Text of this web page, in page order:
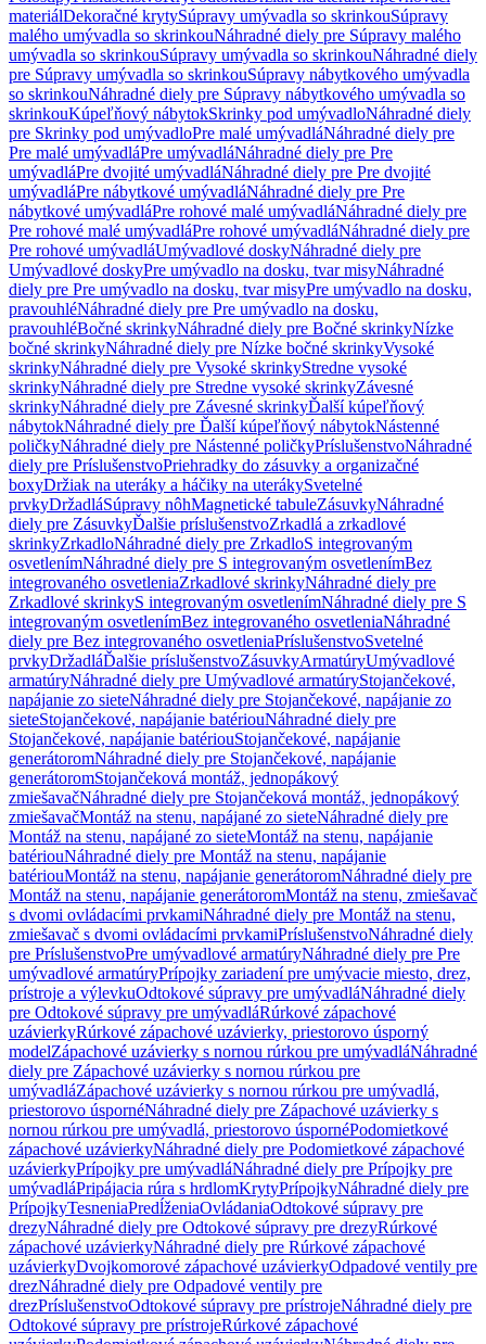
materiálDekoračné krytySúpravy umývadla so skrinkouSúpravy
malého umývadla so skrinkouNáhradné diely pre Súpravy malého
umývadla so skrinkouSúpravy umývadla so skrinkouNáhradné diely
pre Súpravy umývadla so skrinkouSúpravy nábytkového umývadla
so skrinkouNáhradné diely pre Súpravy nábytkového umývadla so
skrinkouKúpeľňový nábytokSkrinky pod umývadloNáhradné diely
pre Skrinky pod umývadloPre malé umývadláNáhradné diely pre
Pre malé umývadláPre umývadláNáhradné diely pre Pre
umývadláPre dvojité umývadláNáhradné diely pre Pre dvojité
umývadláPre nábytkové umývadláNáhradné diely pre Pre
nábytkové umývadláPre rohové malé umývadláNáhradné diely pre
Pre rohové malé umývadláPre rohové umývadláNáhradné diely pre
Pre rohové umývadláUmývadlové doskyNáhradné diely pre
Umývadlové doskyPre umývadlo na dosku, tvar misyNáhradné
diely pre Pre umývadlo na dosku, tvar misyPre umývadlo na dosku,
pravouhléNáhradné diely pre Pre umývadlo na dosku,
pravouhléBočné skrinkyNáhradné diely pre Bočné skrinkyNízke
bočné skrinkyNáhradné diely pre Nízke bočné skrinkyVysoké
skrinkyNáhradné diely pre Vysoké skrinkyStredne vysoké
skrinkyNáhradné diely pre Stredne vysoké skrinkyZávesné
skrinkyNáhradné diely pre Závesné skrinkyĎalší kúpeľňový
nábytokNáhradné diely pre Ďalší kúpeľňový nábytokNástenné
poličkyNáhradné diely pre Nástenné poličkyPríslušenstvoNáhradné
diely pre PríslušenstvoPriehradky do zásuvky a organizačné
boxyDržiak na uteráky a háčiky na uterákySvetelné
prvkyDržadláSúpravy nôhMagnetické tabuleZásuvkyNáhradné
diely pre ZásuvkyĎalšie príslušenstvoZrkadlá a zrkadlové
skrinkyZrkadloNáhradné diely pre ZrkadloS integrovaným
osvetlenímNáhradné diely pre S integrovaným osvetlenímBez
integrovaného osvetleniaZrkadlové skrinkyNáhradné diely pre
Zrkadlové skrinkyS integrovaným osvetlenímNáhradné diely pre S
integrovaným osvetlenímBez integrovaného osvetleniaNáhradné
diely pre Bez integrovaného osvetleniaPríslušenstvoSvetelné
prvkyDržadláĎalšie príslušenstvoZásuvkyArmatúryUmývadlové
armatúryNáhradné diely pre Umývadlové armatúryStojančekové,
napájanie zo sieteNáhradné diely pre Stojančekové, napájanie zo
sieteStojančekové, napájanie batériouNáhradné diely pre
Stojančekové, napájanie batériouStojančekové, napájanie
generátoromNáhradné diely pre Stojančekové, napájanie
generátoromStojančeková montáž, jednopákový
zmiešavačNáhradné diely pre Stojančeková montáž, jednopákový
zmiešavačMontáž na stenu, napájané zo sieteNáhradné diely pre
Montáž na stenu, napájané zo sieteMontáž na stenu, napájanie
batériouNáhradné diely pre Montáž na stenu, napájanie
batériouMontáž na stenu, napájanie generátoromNáhradné diely pre
Montáž na stenu, napájanie generátoromMontáž na stenu, zmiešavač
s dvomi ovládacími prvkamiNáhradné diely pre Montáž na stenu,
zmiešavač s dvomi ovládacími prvkamiPríslušenstvoNáhradné diely
pre PríslušenstvoPre umývadlové armatúryNáhradné diely pre Pre
umývadlové armatúryPrípojky zariadení pre umývacie miesto, drez,
prístroje a výlevkuOdtokové súpravy pre umývadláNáhradné diely
pre Odtokové súpravy pre umývadláRúrkové zápachové
uzávierkyRúrkové zápachové uzávierky, priestorovo úsporný
modelZápachové uzávierky s nornou rúrkou pre umývadláNáhradné
diely pre Zápachové uzávierky s nornou rúrkou pre
umývadláZápachové uzávierky s nornou rúrkou pre umývadlá,
priestorovo úspornéNáhradné diely pre Zápachové uzávierky s
nornou rúrkou pre umývadlá, priestorovo úspornéPodomietkové
zápachové uzávierkyNáhradné diely pre Podomietkové zápachové
uzávierkyPrípojky pre umývadláNáhradné diely pre Prípojky pre
umývadláPripájacia rúra s hrdlomKrytyPrípojkyNáhradné diely pre
PrípojkyTesneniaPredĺženiaOvládaniaOdtokové súpravy pre
drezyNáhradné diely pre Odtokové súpravy pre drezyRúrkové
zápachové uzávierkyNáhradné diely pre Rúrkové zápachové
uzávierkyDvojkomorové zápachové uzávierkyOdpadové ventily pre
drezNáhradné diely pre Odpadové ventily pre
drezPríslušenstvoOdtokové súpravy pre prístrojeNáhradné diely pre
Odtokové súpravy pre prístrojeRúrkové zápachové